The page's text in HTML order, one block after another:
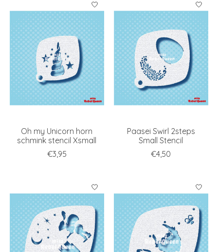
Oh my Unicorn horn
schmink stencil Xsmall
€3,95
Paasei Swirl 2steps
Small Stencil
€4,50